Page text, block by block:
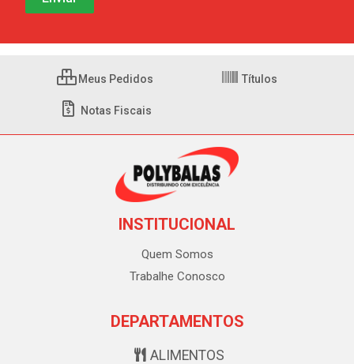
Meus Pedidos Títulos
Notas Fiscais
INSTITUCIONAL
Quem Somos
Trabalhe Conosco
DEPARTAMENTOS
ALIMENTOS